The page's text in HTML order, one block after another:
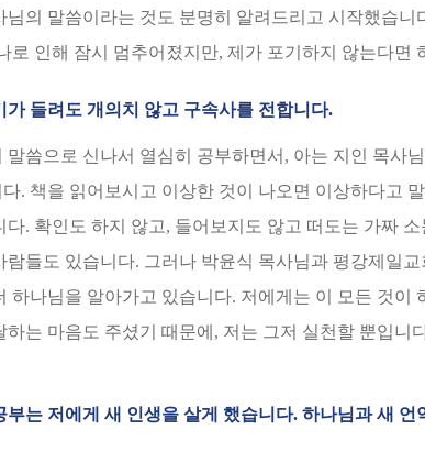
님의 말씀이라는 것도 분명히 알려드리고 시작했습
로 인해 잠시 멈추어졌지만, 제가 포기하지 않는다면
가 들려도 개의치 않고 구속사를 전합니다.
말씀으로 신나서 열심히 공부하면서, 아는 지인 목사
. 책을 읽어보시고 이상한 것이 나오면 이상하다고
다. 확인도 하지 않고, 들어보지도 않고 떠도는 가짜
람들도 있습니다. 그러나 박윤식 목사님과 평강제일
하나님을 알아가고 있습니다. 저에게는 이 모든 것
하는 마음도 주셨기 때문에, 저는 그저 실천할 뿐입니
부는 저에게 새 인생을 살게 했습니다. 하나님과 새 언